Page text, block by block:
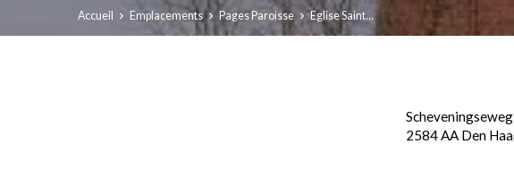
Accueil Emplacements Pages Paroisse Eglise Saint…
2584 AA Den